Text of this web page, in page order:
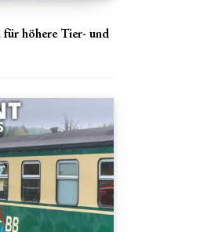
für höhere Tier- und